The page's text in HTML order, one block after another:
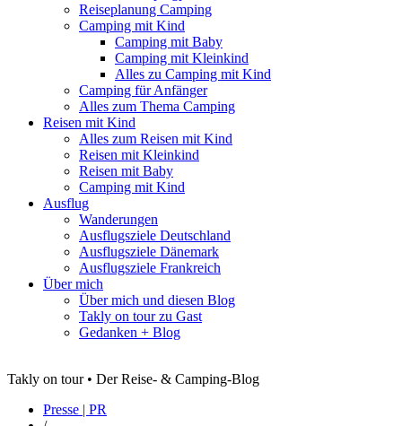
Reiseplanung Camping
Camping mit Kind
Camping mit Baby
Camping mit Kleinkind
Alles zu Camping mit Kind
Camping für Anfänger
Alles zum Thema Camping
Reisen mit Kind
Alles zum Reisen mit Kind
Reisen mit Kleinkind
Reisen mit Baby
Camping mit Kind
Ausflug
Wanderungen
Ausflugsziele Deutschland
Ausflugsziele Dänemark
Ausflugsziele Frankreich
Über mich
Über mich und diesen Blog
Takly on tour zu Gast
Gedanken + Blog
Takly on tour • Der Reise- & Camping-Blog
Presse | PR